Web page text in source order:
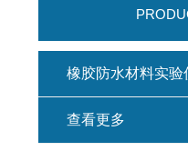
橡胶防水材料实验
查看更多